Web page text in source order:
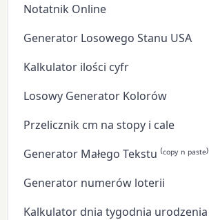
Notatnik Online
Generator Losowego Stanu USA
Kalkulator ilości cyfr
Losowy Generator Kolorów
Przelicznik cm na stopy i cale
Generator Małego Tekstu ⁽ᶜᵒᵖʸ ⁿ ᵖᵃˢᵗᵉ⁾
Generator numerów loterii
Kalkulator dnia tygodnia urodzenia